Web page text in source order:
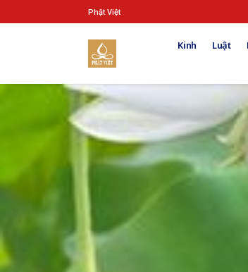
Phật Việt
Kinh Luật